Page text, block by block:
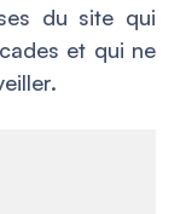
du site qui
et qui ne